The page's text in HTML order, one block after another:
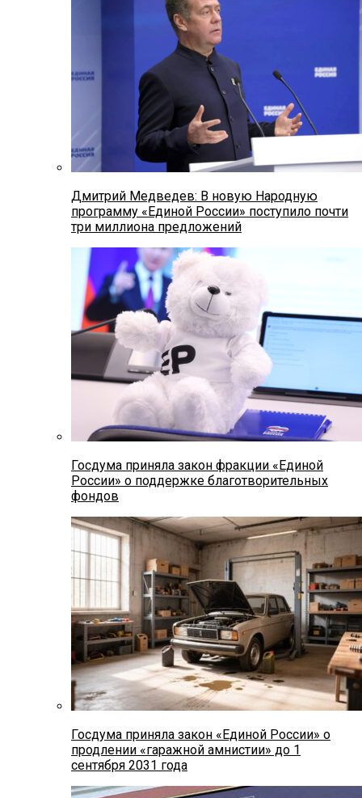
Дмитрий Медведев: В новую Народную
программу «Единой России» поступило почти
три миллиона предложений
Госдума приняла закон фракции «Единой
России» о поддержке благотворительных
фондов
Госдума приняла закон «Единой России» о
продлении «гаражной амнистии» до 1
сентября 2031 года